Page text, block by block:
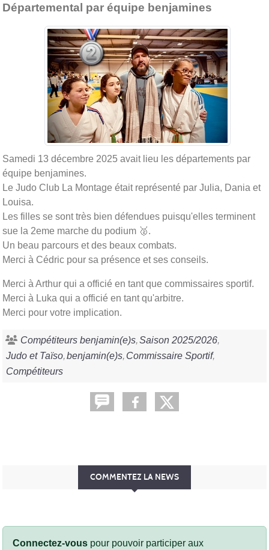
Départemental par équipe benjamines
Samedi 13 décembre 2025 avait lieu les départements par
équipe benjamines.
Le Judo Club La Montage était représenté par Julia, Dania et
Louisa.
Les filles se sont très bien défendues puisqu'elles terminent
sue la 2eme marche du podium 🥈.
Un beau parcours et des beaux combats.
Merci à Cédric pour sa présence et ses conseils.
Merci à Arthur qui a officié en tant que commissaires sportif.
Merci à Luka qui a officié en tant qu'arbitre.
Merci pour votre implication.
Compétiteurs benjamin(e)s Saison 2025/2026
Judo et Taïso benjamin(e)s Commissaire Sportif
Compétiteurs
COMMENTEZ LA NEWS
Connectez-vous pour pouvoir participer aux